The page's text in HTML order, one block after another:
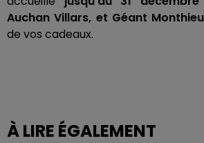
Auchan Villars, et Géant Monthieu
de vos cadeaux.
À LIRE ÉGALEMENT